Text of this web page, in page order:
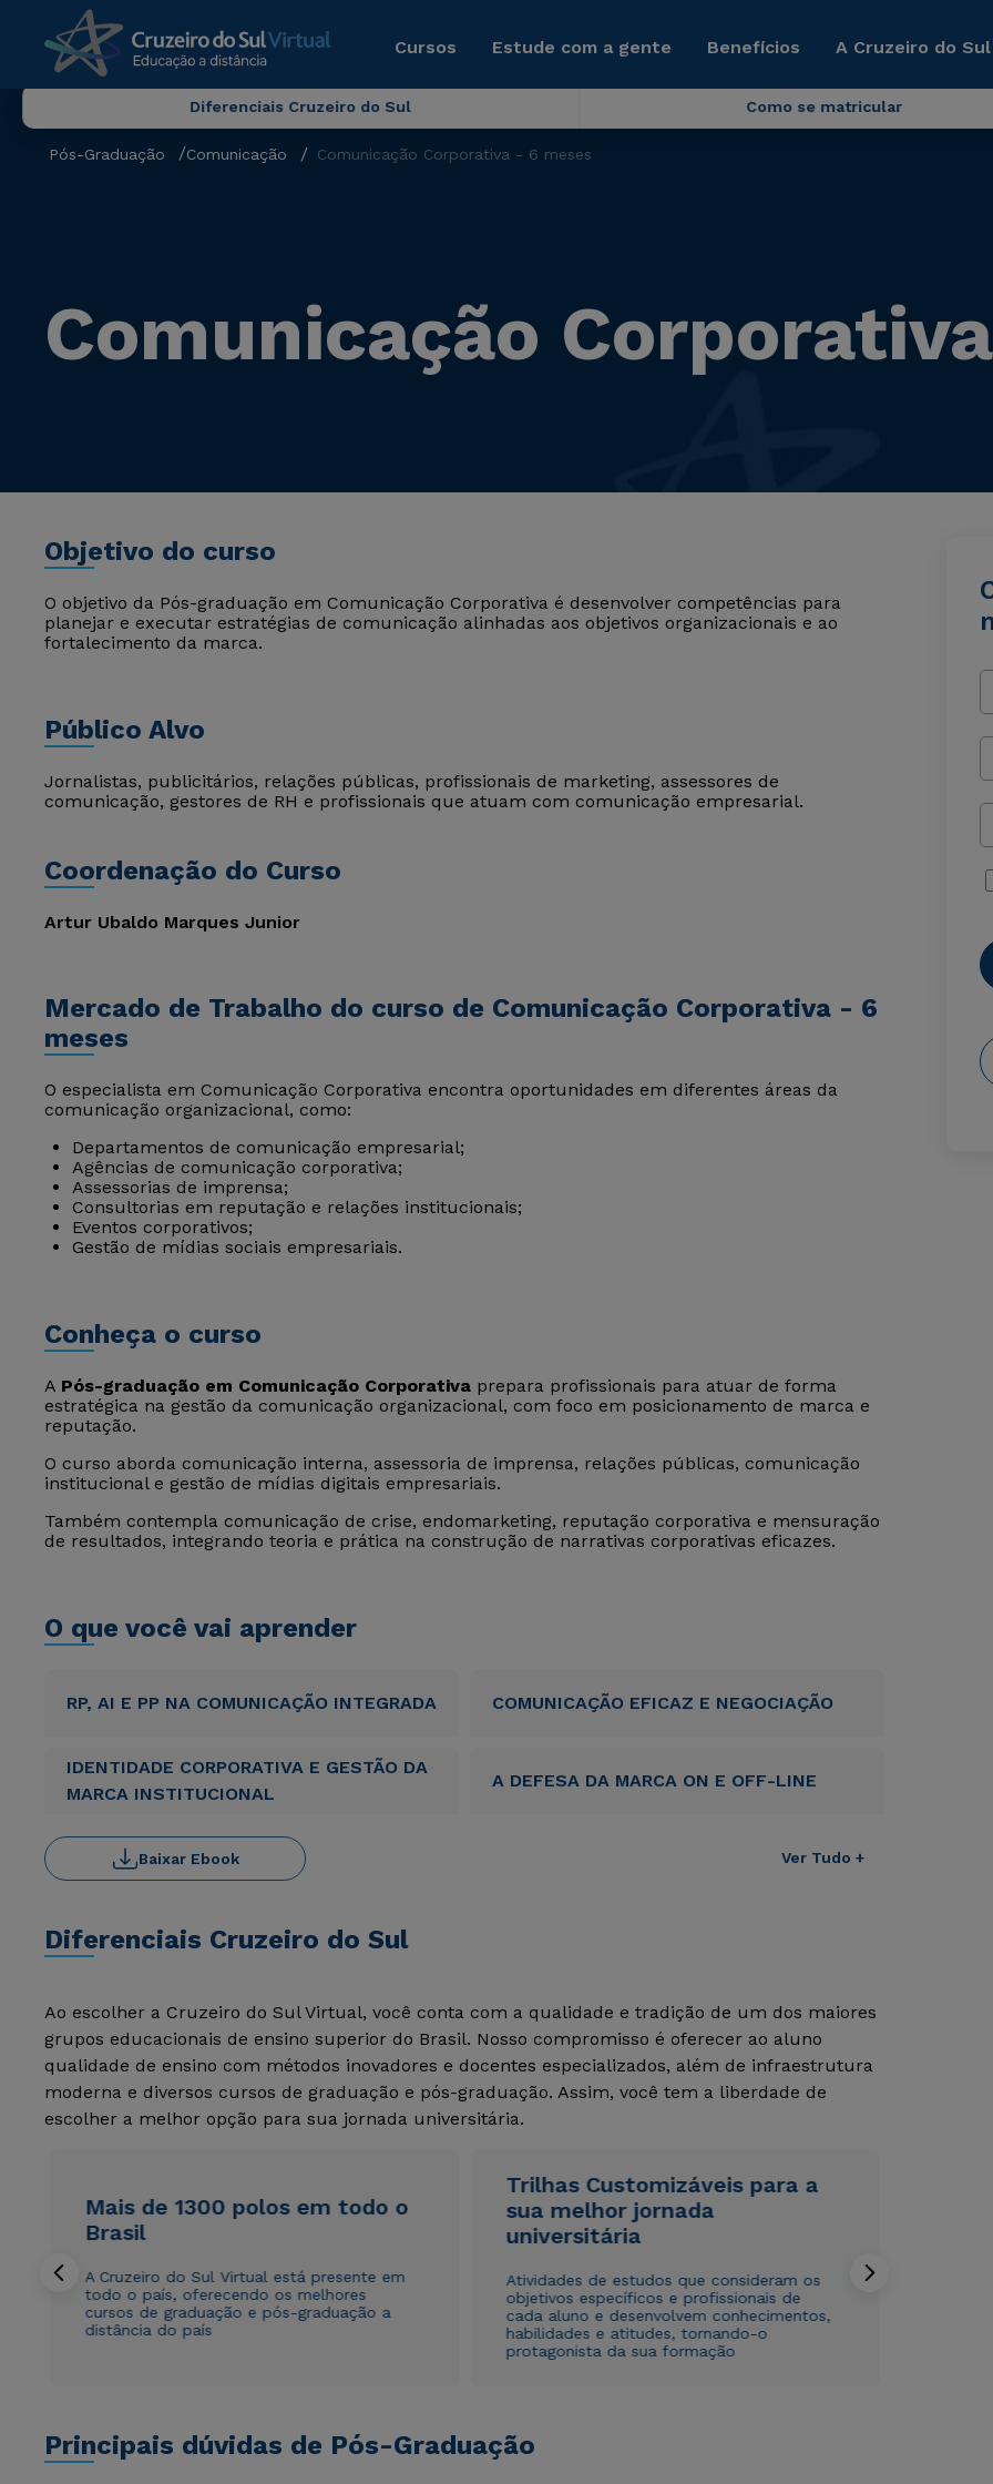
Cursos Estude com a gente Benefícios A Cruzeiro do
Diferenciais Cruzeiro do Sul Como se matricular
Pós-Graduação Comunicação Comunicação Corporativa - 6 meses
Comunicação
Objetivo do curso
O objetivo da Pós-graduação em Comunicação Corporativa é desenvolver competências para
planejar e executar estratégias de comunicação alinhadas aos objetivos organizacionais e ao
fortalecimento da marca.
Público Alvo
Jornalistas, publicitários, relações públicas, profissionais de marketing, assessores de
comunicação, gestores de RH e profissionais que atuam com comunicação empresarial.
Coordenação do Curso
Artur Ubaldo Marques Junior
Mercado de Trabalho do curso de Comunicação Corporativa - 6
meses
O especialista em Comunicação Corporativa encontra oportunidades em diferentes áreas da
comunicação organizacional, como:
Departamentos de comunicação empresarial;
Agências de comunicação corporativa;
Assessorias de imprensa;
Consultorias em reputação e relações institucionais;
Eventos corporativos;
Gestão de mídias sociais empresariais.
Conheça o curso
A Pós-graduação em Comunicação Corporativa prepara profissionais para atuar de forma
estratégica na gestão da comunicação organizacional, com foco em posicionamento de marca e
reputação.
O curso aborda comunicação interna, assessoria de imprensa, relações públicas, comunicação
institucional e gestão de mídias digitais empresariais.
Também contempla comunicação de crise, endomarketing, reputação corporativa e mensuração
de resultados, integrando teoria e prática na construção de narrativas corporativas eficazes.
O que você vai aprender
RP, AI E PP NA COMUNICAÇÃO INTEGRADA COMUNICAÇÃO EFICAZ E NEGOCIAÇÃO
IDENTIDADE CORPORATIVA E GESTÃO DA
MARCA INSTITUCIONAL
A DEFESA DA MARCA ON E OFF-LINE
Ver Tudo +
Baixar Ebook
Diferenciais Cruzeiro do Sul
Ao escolher a Cruzeiro do Sul Virtual, você conta com a qualidade e tradição de um dos maiores
grupos educacionais de ensino superior do Brasil. Nosso compromisso é oferecer ao aluno
qualidade de ensino com métodos inovadores e docentes especializados, além de infraestrutura
moderna e diversos cursos de graduação e pós-graduação. Assim, você tem a liberdade de
escolher a melhor opção para sua jornada universitária.
Mais de 1300 polos em todo o
Brasil
A Cruzeiro do Sul Virtual está presente em
todo o país, oferecendo os melhores
cursos de graduação e pós-graduação a
distância do país
Trilhas Customizáveis para a
sua melhor jornada
universitária
Atividades de estudos que consideram os
objetivos específicos e profissionais de
cada aluno e desenvolvem conhecimentos,
habilidades e atitudes, tornando-o
protagonista da sua formação
Principais dúvidas de Pós-Graduação
Rápido e fácil
WhatsApp
Rápido e fácil
WhatsApp